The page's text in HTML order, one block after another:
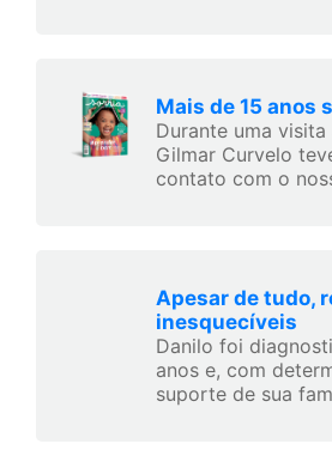
Mais de 15 anos
Durante uma visita
Gilmar Curvelo
contato com o
Apesar de tudo,
inesquecíveis
Danilo foi
anos e, com
suporte de sua